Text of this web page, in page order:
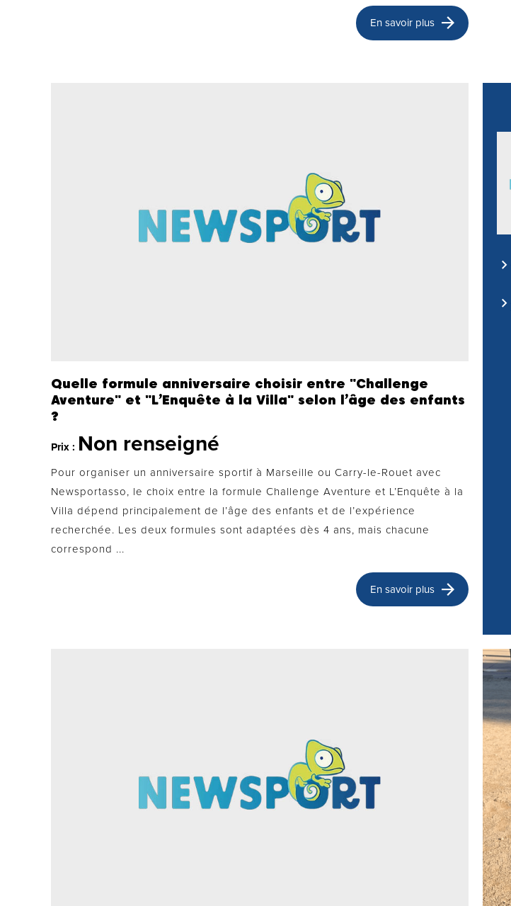
En savoir plus
Quelle formule anniversaire choisir entre "Challenge
Aventure" et "L’Enquête à la Villa" selon l’âge des enfants
?
Prix : Non renseigné
Pour organiser un anniversaire sportif à Marseille ou Carry-le-Rouet avec
Newsportasso, le choix entre la formule Challenge Aventure et L’Enquête à la
Villa dépend principalement de l’âge des enfants et de l’expérience
recherchée. Les deux formules sont adaptées dès 4 ans, mais chacune
correspond ...
En savoir plus